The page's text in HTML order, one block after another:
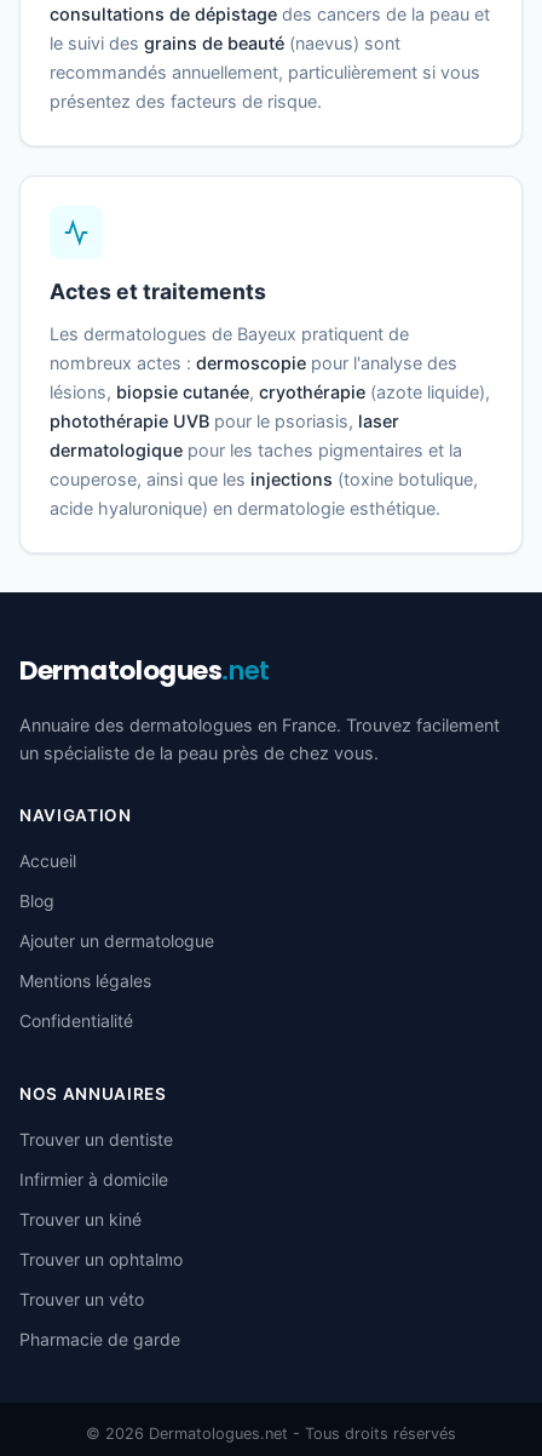
consultations de dépistage des cancers de la peau et
le suivi des grains de beauté (naevus) sont
recommandés annuellement, particulièrement si vous
présentez des facteurs de risque.
Actes et traitements
Les dermatologues de Bayeux pratiquent de
nombreux actes : dermoscopie pour l'analyse des
lésions, biopsie cutanée, cryothérapie (azote liquide),
photothérapie UVB pour le psoriasis, laser
dermatologique pour les taches pigmentaires et la
couperose, ainsi que les injections (toxine botulique,
acide hyaluronique) en dermatologie esthétique.
Dermatologues.net
Annuaire des dermatologues en France. Trouvez facilement
un spécialiste de la peau près de chez vous.
NAVIGATION
Accueil
Blog
Ajouter un dermatologue
Mentions légales
Confidentialité
NOS ANNUAIRES
Trouver un dentiste
Infirmier à domicile
Trouver un kiné
Trouver un ophtalmo
Trouver un véto
Pharmacie de garde
© 2026 Dermatologues.net - Tous droits réservés